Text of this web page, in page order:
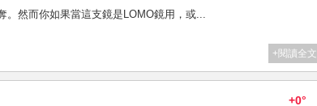
。然而你如果當這支鏡是LOMO鏡用，或...
+閱讀全文
+0°